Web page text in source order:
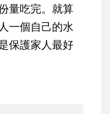
量吃完。就算
一個自己的水
保護家人最好